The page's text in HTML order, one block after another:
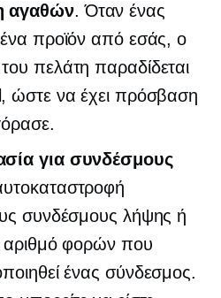
αγαθών. Όταν ένας
προϊόν από εσάς, ο
πελάτη παραδίδεται
να έχει πρόσβαση
για συνδέσμους
συνδέσμους λήψης ή
αριθμό φορών που
ένας σύνδεσμος.